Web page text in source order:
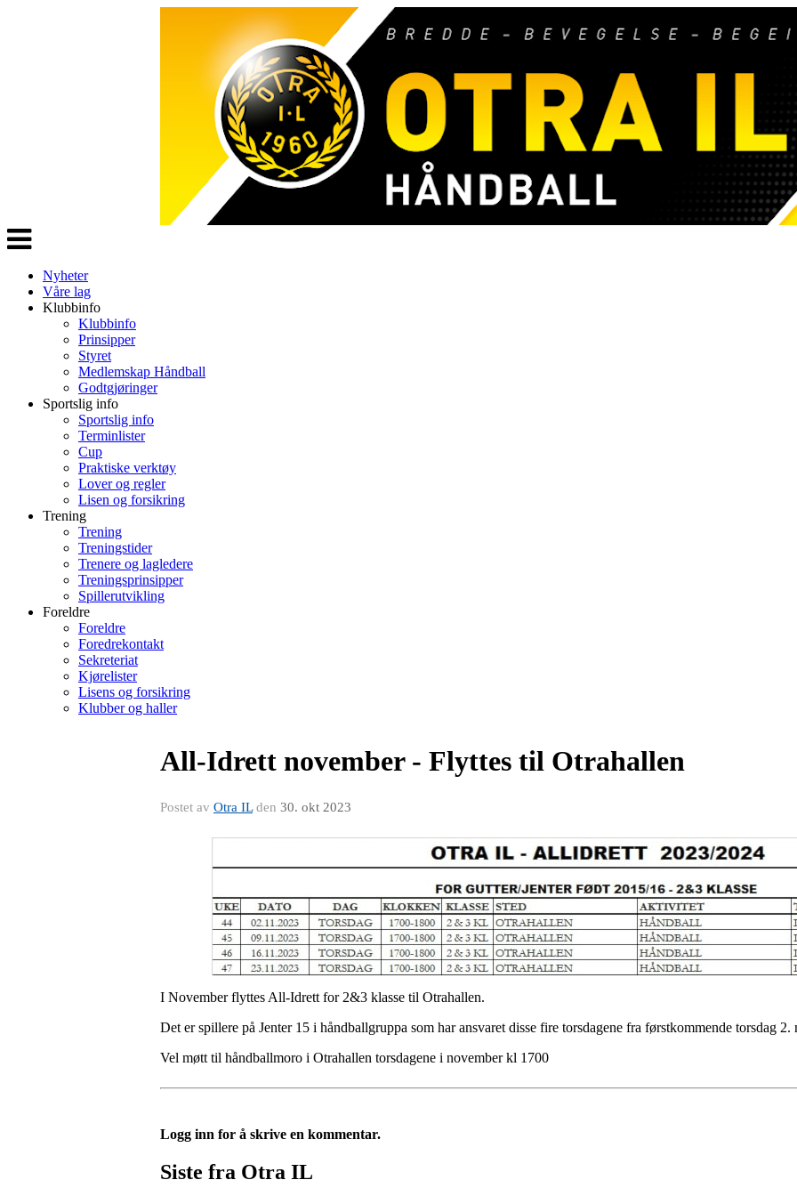
Veksle
navigasjon
Nyheter
Våre lag
Klubbinfo
Klubbinfo
Prinsipper
Styret
Medlemskap Håndball
Godtgjøringer
Sportslig info
Sportslig info
Terminlister
Cup
Praktiske verktøy
Lover og regler
Lisen og forsikring
Trening
Trening
Treningstider
Trenere og lagledere
Treningsprinsipper
Spillerutvikling
Foreldre
Foreldre
Foredrekontakt
Sekreteriat
Kjørelister
Lisens og forsikring
Klubber og haller
All-Idrett november - Flyttes til Otrahallen
Postet av Otra ILden 30. okt 2023
I November flyttes All-Idrett for 2&3 klasse til Otrahallen.
Det er spillere på Jenter 15 i håndballgruppa som har ansvaret disse fire torsdagene fra førstkommende torsdag 2.
Vel møtt til håndballmoro i Otrahallen torsdagene i november kl 1700
Logg inn for å skrive en kommentar.
Siste fra Otra IL